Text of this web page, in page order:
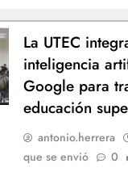
La UTEC
inteligencia
Google para
educación
antonio.herrera
que se envió
0